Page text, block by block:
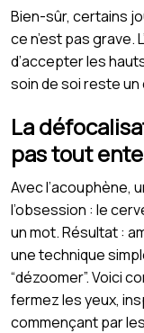
Bien-sûr, certains
ce n’est pas grave.
d’accepter les
soin de soi reste un
La
pas tout
Avec l’acouphène,
l’obsession : le
un mot. Résultat :
une technique
“dézoomer”. Voici
fermez les yeux,
commençant par